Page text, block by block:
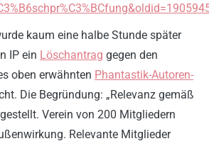
kaum eine halbe Stunde später
IP ein Löschantrag gegen den
oben erwähnten Phantastik-Autoren-
Die Begründung: „Relevanz gemäß
Verein von 200 Mitgliedern
Relevante Mitglieder